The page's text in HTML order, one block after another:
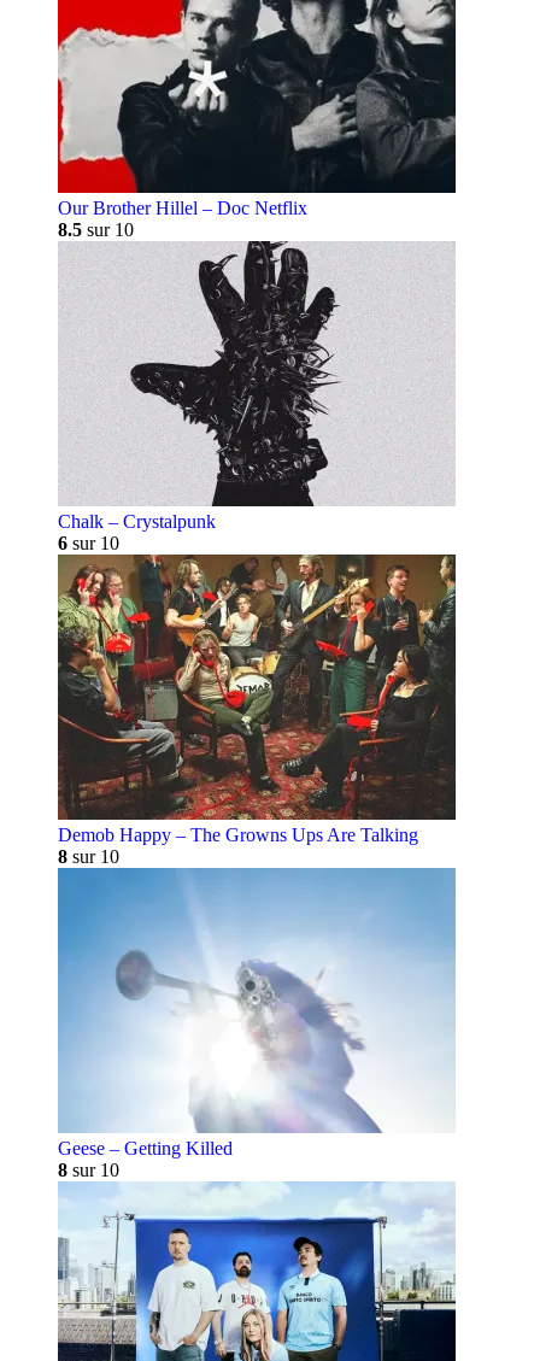
Our Brother Hillel – Doc Netflix
8.5 sur 10
Chalk – Crystalpunk
6 sur 10
Demob Happy – The Growns Ups Are Talking
8 sur 10
Geese – Getting Killed
8 sur 10